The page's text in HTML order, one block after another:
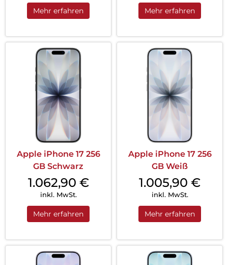
Mehr erfahren Mehr erfahren
Apple iPhone 17 256
GB Schwarz
1.062,90 €
inkl. MwSt.
Mehr erfahren
Apple iPhone 17 256
GB Weiß
1.005,90 €
inkl. MwSt.
Mehr erfahren